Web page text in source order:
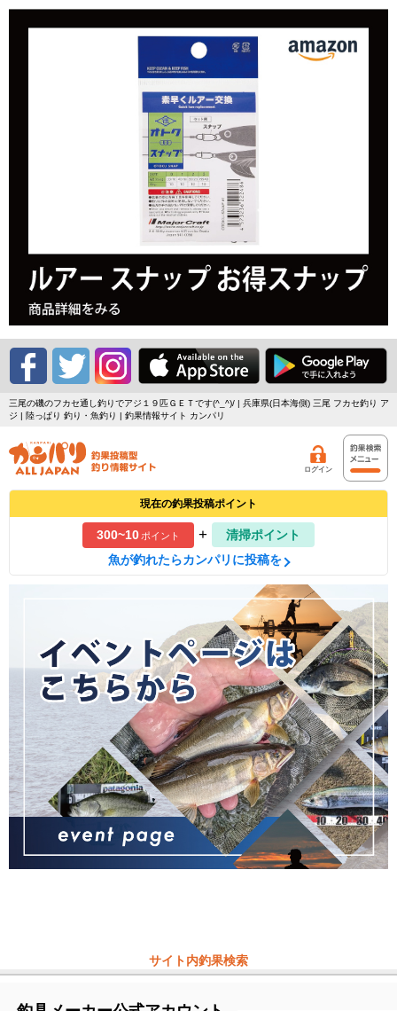
三尾の磯のフカセ通し釣りでアジ１９匹ＧＥＴです(^_^)/ | 兵庫県(日本海側) 三尾 フカセ釣り ア
ジ | 陸っぱり 釣り・魚釣り | 釣果情報サイト カンパリ
ログイン
現在の釣果投稿ポイント
300~10ポイント +
清掃ポイント
魚が釣れたらカンパリに投稿を
サイト内釣果検索